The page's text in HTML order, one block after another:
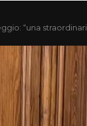
“una